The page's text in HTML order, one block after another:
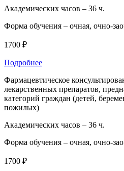
Академических часов – 36 ч.
Форма обучения – очная, очно-
1700 ₽
Подробнее
Фармацевтическое
лекарственных препаратов,
категорий граждан (детей,
пожилых)
Академических часов – 36 ч.
Форма обучения – очная, очно-
1700 ₽